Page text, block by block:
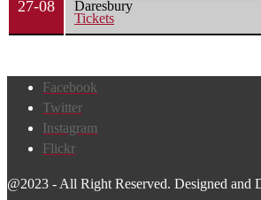
27-08
Daresbury
Tickets
Facebook
Twitter
Instagram
Flickr
@2023 - All Right Reserved. Designed and